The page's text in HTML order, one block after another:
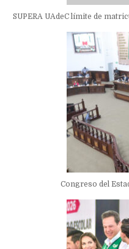
SUPERA UAdeC límite de
Congreso del